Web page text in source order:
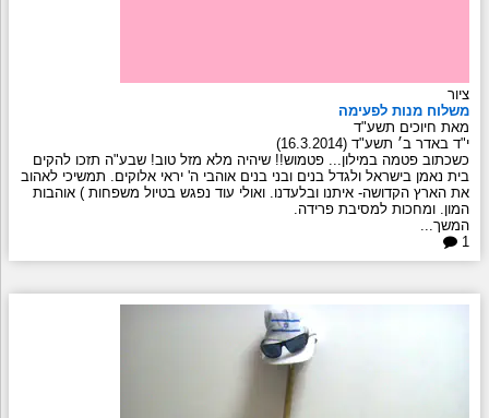
ציור
משלוח מנות לפעימה
מאת חיוכים תשע"ד
י"ד באדר ב׳ תשע"ד (16.3.2014)
כשכתוב פטמה במילון... פטמוש!! שיהיה מלא מזל טוב! שבע"ה תזכו להקים
בית נאמן בישראל ולגדל בנים ובני בנים אוהבי ה' יראי אלוקים. תמשיכי לאהוב
את הארץ הקדושה- איתנו ובלעדנו. ואולי עוד נפגש בטיול משפחות ) אוהבות
המון. ומחכות למסיבת פרידה.
המשך...
1